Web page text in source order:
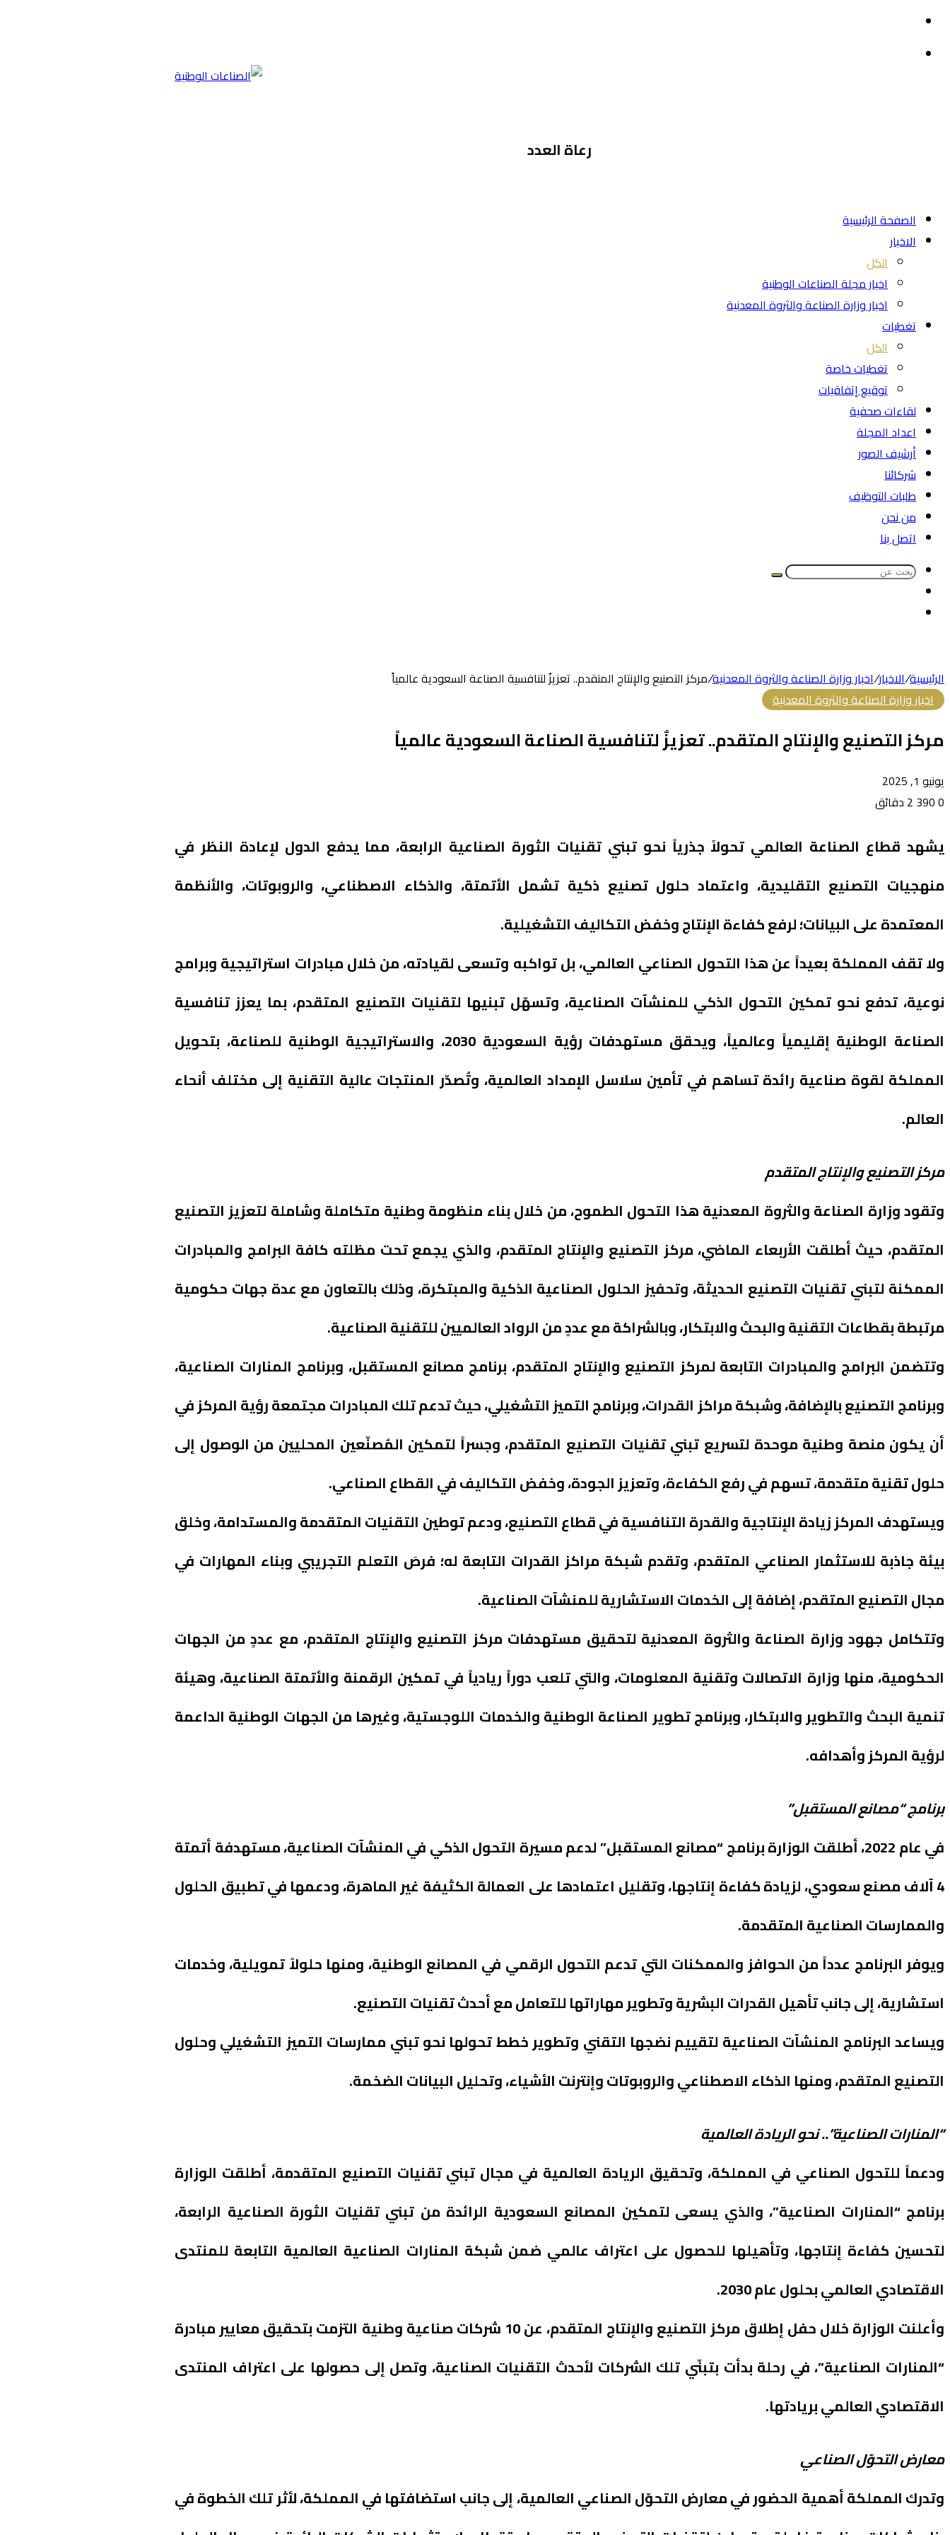
رعاة العدد
الصفحة الرئيسية
الاخبار
الكل
اخبار مجلة الصناعات الوطنية
اخبار وزارة الصناعة والثروة المعدنية
تغطيات
الكل
تغطيات خاصة
توقيع إتفاقيات
لقاءات صحفية
اعداد المجلة
أرشيف الصور
شركائنا
طلبات التوظيف
من نحن
اتصل بنا
بحث
الرئيسية/الاخبار/اخبار وزارة الصناعة والثروة المعدنية/مركز التصنيع والإنتاج المتقدم.. تعزيزٌ لتنافسية الصناعة السعودية عالمياً
اخبار وزارة الصناعة والثروة المعدنية
مركز التصنيع والإنتاج المتقدم.. تعزيزٌ لتنافسية الصناعة السعودية عالمياً
يونيو 1, 2025
0
2 دقائق
عبر
يشهد قطاع الصناعة العالمي تحولاً جذرياً نحو تبني تقنيات الثورة الصناعية الرابعة، مما يدفع الدول لإعادة النظر في
منهجيات التصنيع التقليدية، واعتماد حلول تصنيع ذكية تشمل الأتمتة، والذكاء الاصطناعي، والروبوتات، والأنظمة
المعتمدة على البيانات؛ لرفع كفاءة الإنتاج وخفض التكاليف التشغيلية.
ولا تقف المملكة بعيداً عن هذا التحول الصناعي العالمي، بل تواكبه وتسعى لقيادته، من خلال مبادرات استراتيجية وبرامج
نوعية، تدفع نحو تمكين التحول الذكي للمنشآت الصناعية، وتسهّل تبنيها لتقنيات التصنيع المتقدم، بما يعزز تنافسية
الصناعة الوطنية إقليمياً وعالمياً، ويحقق مستهدفات رؤية السعودية 2030، والاستراتيجية الوطنية للصناعة، بتحويل
المملكة لقوة صناعية رائدة تساهم في تأمين سلاسل الإمداد العالمية، وتُصدّر المنتجات عالية التقنية إلى مختلف أنحاء
العالم.
مركز التصنيع والإنتاج المتقدم
وتقود وزارة الصناعة والثروة المعدنية هذا التحول الطموح، من خلال بناء منظومة وطنية متكاملة وشاملة لتعزيز التصنيع
المتقدم، حيث أطلقت الأربعاء الماضي، مركز التصنيع والإنتاج المتقدم، والذي يجمع تحت مظلته كافة البرامج والمبادرات
الممكنة لتبني تقنيات التصنيع الحديثة، وتحفيز الحلول الصناعية الذكية والمبتكرة، وذلك بالتعاون مع عدة جهات حكومية
مرتبطة بقطاعات التقنية والبحث والابتكار، وبالشراكة مع عددٍ من الرواد العالميين للتقنية الصناعية.
وتتضمن البرامج والمبادرات التابعة لمركز التصنيع والإنتاج المتقدم، برنامج مصانع المستقبل، وبرنامج المنارات الصناعية،
وبرنامج التصنيع بالإضافة، وشبكة مراكز القدرات، وبرنامج التميز التشغيلي، حيث تدعم تلك المبادرات مجتمعة رؤية المركز في
أن يكون منصة وطنية موحدة لتسريع تبني تقنيات التصنيع المتقدم، وجسراً لتمكين المُصنّعين المحليين من الوصول إلى
حلول تقنية متقدمة، تسهم في رفع الكفاءة، وتعزيز الجودة، وخفض التكاليف في القطاع الصناعي.
ويستهدف المركز زيادة الإنتاجية والقدرة التنافسية في قطاع التصنيع، ودعم توطين التقنيات المتقدمة والمستدامة، وخلق
بيئة جاذبة للاستثمار الصناعي المتقدم، وتقدم شبكة مراكز القدرات التابعة له؛ فرصَ التعلم التجريبي وبناء المهارات في
مجال التصنيع المتقدم، إضافة إلى الخدمات الاستشارية للمنشآت الصناعية.
وتتكامل جهود وزارة الصناعة والثروة المعدنية لتحقيق مستهدفات مركز التصنيع والإنتاج المتقدم، مع عددٍ من الجهات
الحكومية، منها وزارة الاتصالات وتقنية المعلومات، والتي تلعب دوراً ريادياً في تمكين الرقمنة والأتمتة الصناعية، وهيئة
تنمية البحث والتطوير والابتكار، وبرنامج تطوير الصناعة الوطنية والخدمات اللوجستية، وغيرها من الجهات الوطنية الداعمة
لرؤية المركز وأهدافه.
برنامج “مصانع المستقبل”
في عام 2022، أطلقت الوزارة برنامج “مصانع المستقبل” لدعم مسيرة التحول الذكي في المنشآت الصناعية، مستهدفة أتمتة
4 آلاف مصنع سعودي، لزيادة كفاءة إنتاجها، وتقليل اعتمادها على العمالة الكثيفة غير الماهرة، ودعمها في تطبيق الحلول
والممارسات الصناعية المتقدمة.
ويوفر البرنامج عدداً من الحوافز والممكنات التي تدعم التحول الرقمي في المصانع الوطنية، ومنها حلولاً تمويلية، وخدمات
استشارية، إلى جانب تأهيل القدرات البشرية وتطوير مهاراتها للتعامل مع أحدث تقنيات التصنيع.
ويساعد البرنامج المنشآت الصناعية لتقييم نضجها التقني وتطوير خطط تحولها نحو تبني ممارسات التميز التشغيلي وحلول
التصنيع المتقدم، ومنها الذكاء الاصطناعي والروبوتات وإنترنت الأشياء، وتحليل البيانات الضخمة.
“المنارات الصناعية”.. نحو الريادة العالمية
ودعماً للتحول الصناعي في المملكة، وتحقيق الريادة العالمية في مجال تبني تقنيات التصنيع المتقدمة، أطلقت الوزارة
برنامج “المنارات الصناعية”، والذي يسعى لتمكين المصانع السعودية الرائدة من تبني تقنيات الثورة الصناعية الرابعة،
لتحسين كفاءة إنتاجها، وتأهيلها للحصول على اعتراف عالمي ضمن شبكة المنارات الصناعية العالمية التابعة للمنتدى
الاقتصادي العالمي بحلول عام 2030.
وأعلنت الوزارة خلال حفل إطلاق مركز التصنيع والإنتاج المتقدم، عن 10 شركات صناعية وطنية التزمت بتحقيق معايير مبادرة
“المنارات الصناعية”، في رحلة بدأت بتبنّي تلك الشركات لأحدث التقنيات الصناعية، وتصل إلى حصولها على اعتراف المنتدى
الاقتصادي العالمي بريادتها.
معارض التحوّل الصناعي
وتدرك المملكة أهمية الحضور في معارض التحوّل الصناعي العالمية، إلى جانب استضافتها في المملكة، لأثر تلك الخطوة في